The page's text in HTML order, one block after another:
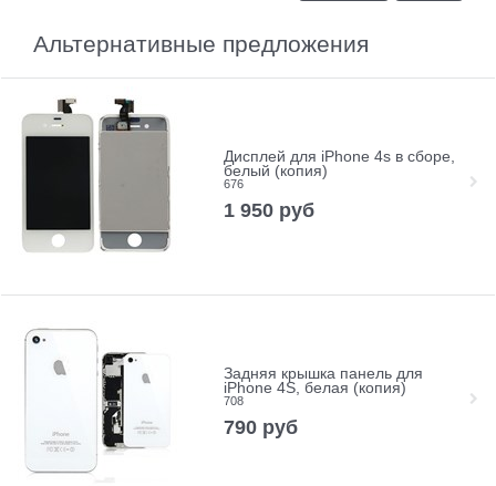
Альтернативные предложения
Дисплей для iPhone 4s в сборе,
белый (копия)
676
1 950 руб
Задняя крышка панель для
iPhone 4S, белая (копия)
708
790 руб